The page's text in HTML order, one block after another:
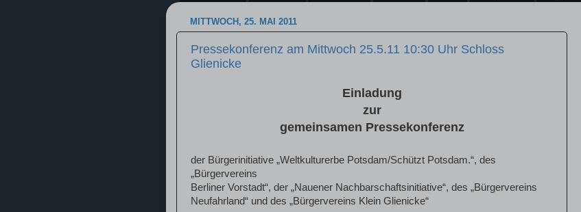
MITTWOCH, 25. MAI 2011
Pressekonferenz am Mittwoch 25.5.11 10:30 Uhr Schloss
Glienicke
Einladung
zur
gemeinsamen Pressekonferenz
der Bürgerinitiative „Weltkulturerbe Potsdam/Schützt Potsdam.“, des
„Bürgervereins
Berliner Vorstadt“, der „Nauener Nachbarschaftsinitiative“, des „Bürgervereins
Neufahrland“ und des „Bürgervereins Klein Glienicke“